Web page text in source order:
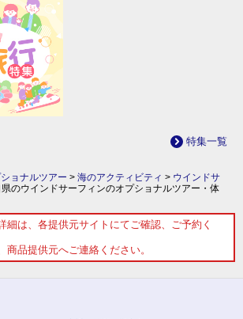
特集一覧
ョナルツアー > 海のアクティビティ > ウインドサ
県のウインドサーフィンのオプショナルツアー・体
細は、各提供元サイトにてご確認、ご予約く
品提供元へご連絡ください。